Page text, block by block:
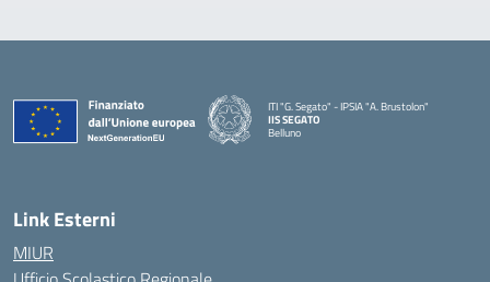
ITI "G. Segato" - IPSIA "A. Brustolon"
IIS SEGATO
Belluno
Link Esterni
MIUR